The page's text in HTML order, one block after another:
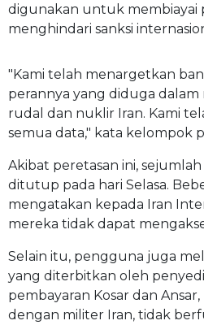
digunakan untuk membiayai
menghindari sanksi
"Kami telah menargetkan
perannya yang diduga
rudal dan nuklir Iran. Kami
semua data," kata kelompok
Akibat peretasan ini,
ditutup pada hari Selasa.
mengatakan kepada Iran
mereka tidak dapat
Selain itu, pengguna juga
yang diterbitkan oleh
pembayaran Kosar dan
dengan militer Iran, tidak